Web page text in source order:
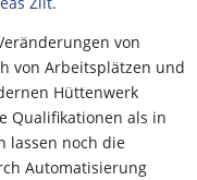
von
von Arbeitsplätzen und
Hüttenwerk
Qualifikationen als in
lassen noch die
Automatisierung